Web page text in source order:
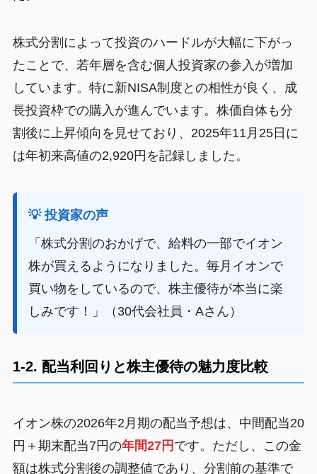
株式分割によって投資のハードルが大幅に下がっ
たことで、若年層を含む個人投資家の参入が増加
しています。特に新NISA制度との相性が良く、成
長投資枠での購入が進んでいます。株価自体も分
割後に上昇傾向を見せており、2025年11月25日に
は年初来高値の2,920円を記録しました。
💡 投資家の声
「株式分割のおかげで、給料の一部でイオン
株が買えるようになりました。毎月イオンで
買い物をしているので、株主優待が本当に楽
しみです！」（30代会社員・Aさん）
1-2. 配当利回りと株主優待の魅力度比較
イオン株の2026年2月期の配当予想は、中間配当20
円＋期末配当7円の年間27円 です。ただし、この金
額は株式分割後の調整値であり、分割前の基準で